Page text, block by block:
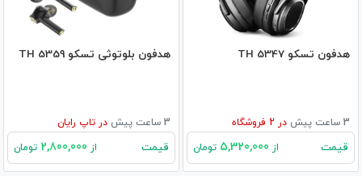
هدفون تسکو TH 5347
3 ساعت پیش در فروشگاه
قیمت از تومان
هدفون بلوتوثی تسکو TH 5359
3 ساعت پیش در تاپ رایان
قیمت از تومان